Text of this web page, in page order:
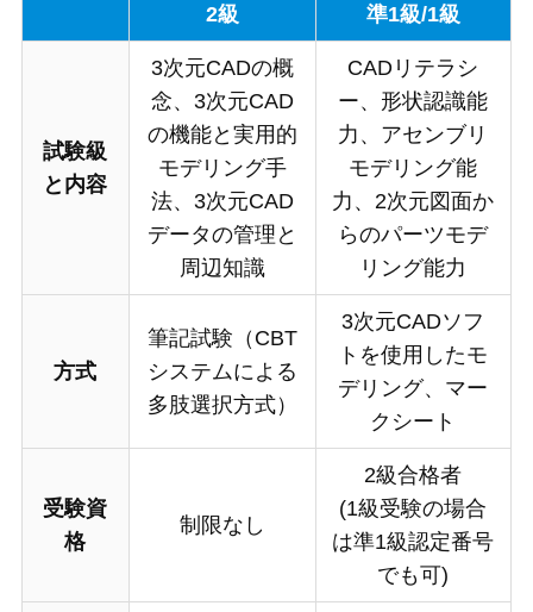
2級 準1級/1級
試験級
と内容
3次元CADの概
念、3次元CAD
の機能と実用的
モデリング手
法、3次元CAD
データの管理と
周辺知識
CADリテラシ
ー、形状認識能
力、アセンブリ
モデリング能
力、2次元図面か
らのパーツモデ
リング能力
方式
筆記試験（CBT
システムによる
多肢選択方式）
3次元CADソフ
トを使用したモ
デリング、マー
クシート
受験資
格
制限なし
2級合格者
(1級受験の場合
は準1級認定番号
でも可)